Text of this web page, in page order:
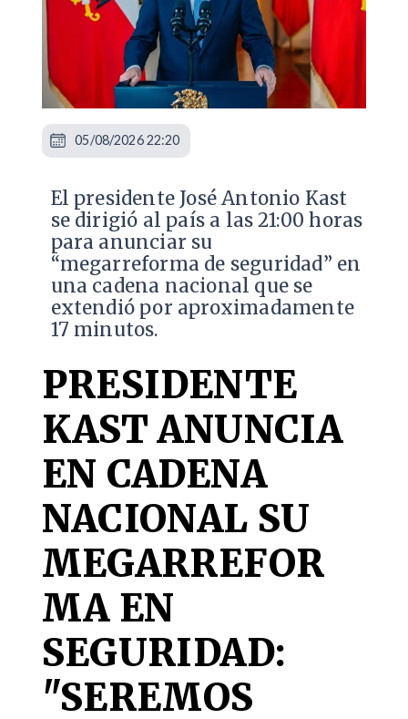
El presidente José Antonio Kast
se dirigió al país a las 21:00 horas
para anunciar su
“megarreforma de seguridad” en
una cadena nacional que se
extendió por aproximadamente
17 minutos.
PRESIDENTE
KAST ANUNCIA
EN CADENA
NACIONAL SU
MEGARREFOR
MA EN
SEGURIDAD:
"SEREMOS
05/08/2026 22:20